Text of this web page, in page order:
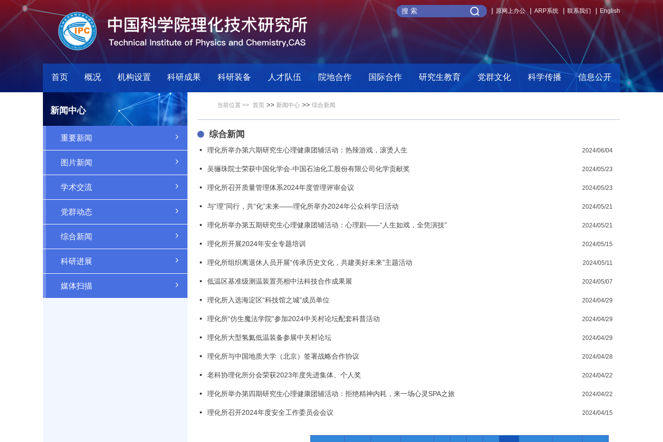
原网上办公 ARP系统 联系我们 English
首页 概况 机构设置 科研成果 科研装备 人才队伍 院地合作 国际合作 研究生教育 党群文化 科学传播 信息公开
新闻中心
重要新闻
图片新闻
学术交流
党群动态
综合新闻
科研进展
媒体扫描
当前位置 >> 首页>> 新闻中心>> 综合新闻
综合新闻
理化所举办第六期研究生心理健康团辅活动：热辣游戏，滚烫人生 2024/06/04
吴骊珠院士荣获中国化学会-中国石油化工股份有限公司化学贡献奖 2024/05/23
理化所召开质量管理体系2024年度管理评审会议 2024/05/23
与“理”同行，共“化”未来——理化所举办2024年公众科学日活动 2024/05/21
理化所举办第五期研究生心理健康团辅活动：心理剧——“人生如戏，全凭演技” 2024/05/21
理化所开展2024年安全专题培训 2024/05/15
理化所组织离退休人员开展“传承历史文化，共建美好未来”主题活动 2024/05/11
低温区基准级测温装置亮相中法科技合作成果展 2024/05/07
理化所入选海淀区“科技馆之城”成员单位 2024/04/29
理化所“仿生魔法学院”参加2024中关村论坛配套科普活动 2024/04/29
理化所大型氢氦低温装备参展中关村论坛 2024/04/29
理化所与中国地质大学（北京）签署战略合作协议 2024/04/28
老科协理化所分会荣获2023年度先进集体、个人奖 2024/04/22
理化所举办第四期研究生心理健康团辅活动：拒绝精神内耗，来一场心灵SPA之旅 2024/04/22
理化所召开2024年度安全工作委员会会议 2024/04/15